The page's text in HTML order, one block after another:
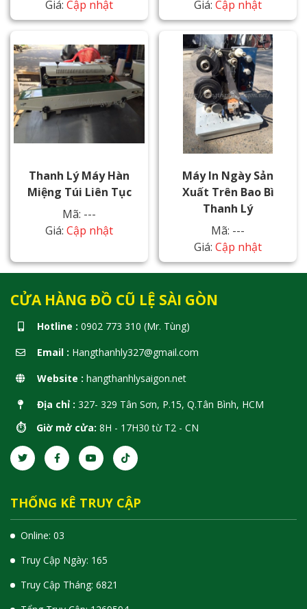
Giá: Cập nhật
Giá: Cập nhật
Thanh Lý Máy Hàn
Miệng Túi Liên Tục
Mã: ---
Giá: Cập nhật
Máy In Ngày Sản
Xuất Trên Bao Bì
Thanh Lý
Mã: ---
Giá: Cập nhật
CỬA HÀNG ĐỒ CŨ LỆ SÀI GÒN
Hotline : 0902 773 310 (Mr. Tùng)
Email : Hangthanhly327@gmail.com
Website : hangthanhlysaigon.net
Địa chỉ : 327- 329 Tân Sơn, P.15, Q.Tân Bình, HCM
⏱️ Giờ mở cửa: 8H - 17H30 từ T2 - CN
THỐNG KÊ TRUY CẬP
Online: 03
Truy Cập Ngày: 165
Truy Cập Tháng: 6821